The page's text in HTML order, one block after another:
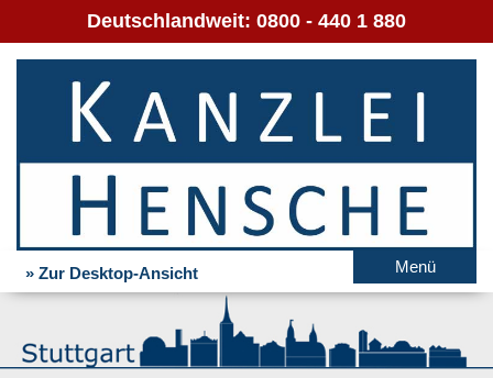
Deutschlandweit: 0800 - 440 1 880
» Zur Desktop-Ansicht Menü